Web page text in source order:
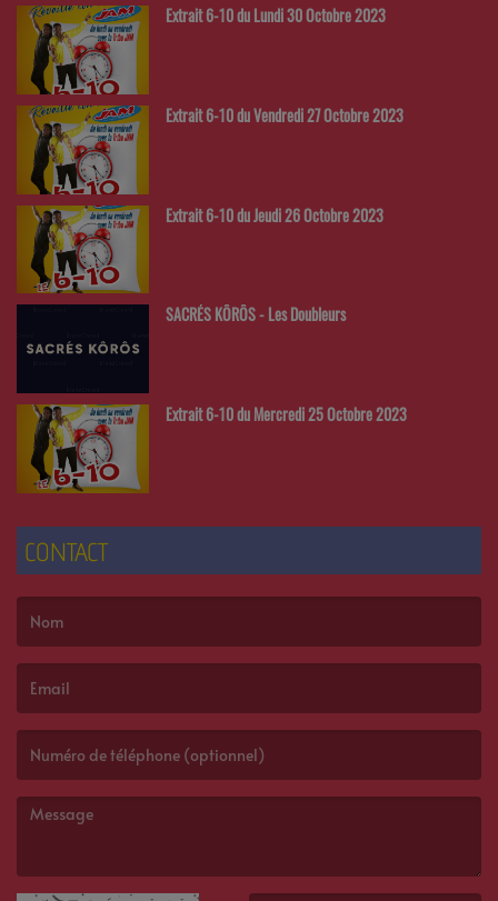
Extrait 6-10 du Lundi 30 Octobre 2023
Extrait 6-10 du Vendredi 27 Octobre 2023
Extrait 6-10 du Jeudi 26 Octobre 2023
SACRÉS KÔRÔS - Les Doubleurs
Extrait 6-10 du Mercredi 25 Octobre 2023
CONTACT